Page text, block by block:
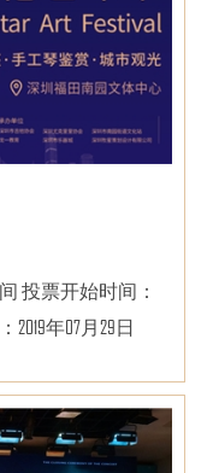
投票开始时间：
2019年07月29日